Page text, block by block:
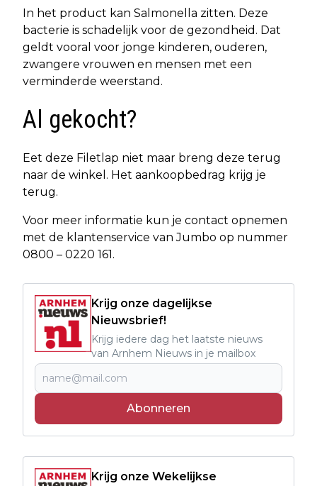
In het product kan Salmonella zitten. Deze
bacterie is schadelijk voor de gezondheid. Dat
geldt vooral voor jonge kinderen, ouderen,
zwangere vrouwen en mensen met een
verminderde weerstand.
Al gekocht?
Eet deze Filetlap niet maar breng deze terug
naar de winkel. Het aankoopbedrag krijg je
terug.
Voor meer informatie kun je contact opnemen
met de klantenservice van Jumbo op nummer
0800 – 0220 161.
Krijg onze dagelijkse
Nieuwsbrief!
Krijg iedere dag het laatste nieuws
van Arnhem Nieuws in je mailbox
Abonneren
Krijg onze Wekelijkse